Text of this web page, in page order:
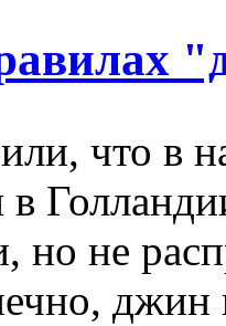
что в
в
но не
джин